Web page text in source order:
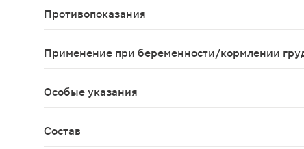
Противопоказания
Применение при беременности/кормлении
Особые указания
Состав